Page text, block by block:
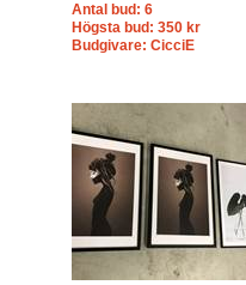
Antal bud: 6
Högsta bud: 350 kr
Budgivare: CicciE